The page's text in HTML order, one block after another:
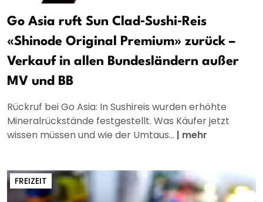
Go Asia ruft Sun Clad‑Sushi‑Reis
«Shinode Original Premium» zurück –
Verkauf in allen Bundesländern außer
MV und BB
Rückruf bei Go Asia: In Sushireis wurden erhöhte
Mineralrückstände festgestellt. Was Käufer jetzt
wissen müssen und wie der Umtaus... | mehr
FREIZEIT